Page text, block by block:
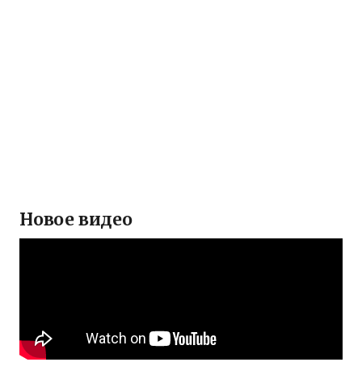
Новое видео